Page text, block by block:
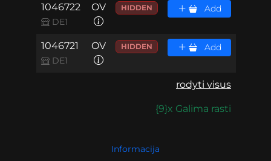
1046722
DE1
OV HIDDEN Add
1046721
DE1
OV HIDDEN Add
rodyti visus
{9}x Galima rasti
Informacija